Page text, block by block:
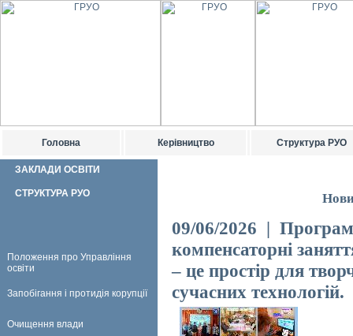
Головна Керівництво Структура РУО
ЗАКЛАДИ ОСВІТИ
СТРУКТУРА РУО
Положення про Управління
освіти
Запобігання і протидія корупції
Очищення влади
09/06/2026 |
компенсаторні
– це простір для
сучасних технологій.